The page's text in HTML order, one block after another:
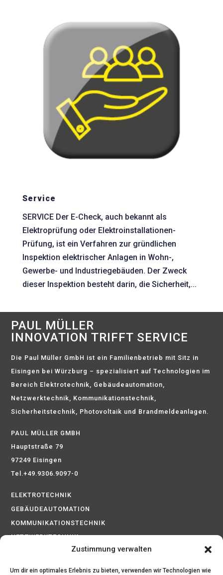
Zustimmung verwalten
Um dir ein optimales Erlebnis zu bieten, verwenden wir Technologien wie
Service
SERVICE Der E-Check, auch bekannt als
Elektroprüfung oder Elektroinstallationen-
Prüfung, ist ein Verfahren zur gründlichen
Inspektion elektrischer Anlagen in Wohn-,
Gewerbe- und Industriegebäuden. Der Zweck
dieser Inspektion besteht darin, die Sicherheit,...
PAUL MÜLLER
INNOVATION TRIFFT SERVICE
Die Paul Müller GmbH ist ein Familienbetrieb mit Sitz in
Eisingen bei Würzburg – spezialisiert auf Technologien im
Bereich Elektrotechnik, Gebäudeautomation,
Netzwerktechnik, Kommunikationstechnik,
Sicherheitstechnik, Photovoltaik und Brandmeldeanlagen.
PAUL MÜLLER GMBH
Hauptstraße 79
97249 Eisingen
Tel.+49.9306.9097-0
ELEKTROTECHNIK
GEBÄUDEAUTOMATION
KOMMUNIKATIONSTECHNIK
NETZWERKTECHNIK
BRANDMELDEANLAGEN